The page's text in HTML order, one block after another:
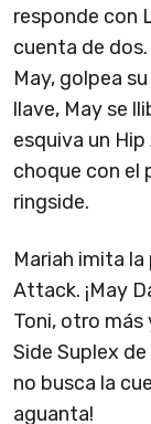
responde con
cuenta de
May, golpea
llave, May se
esquiva un
choque con el
ringside.
Mariah imita
Attack. ¡May
Toni, otro más
Side Suplex
no busca la
aguanta!